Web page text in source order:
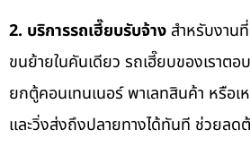
2. บริการรถเฮี๊ยบรับจ้าง สำหรับงาน
ขนย้ายในคันเดียว รถเฮี๊ยบของเราต
ยกตู้คอนเทนเนอร์ พาเลทสินค้า หรือเ
และวิ่งส่งถึงปลายทางได้ทันที ช่วยลด